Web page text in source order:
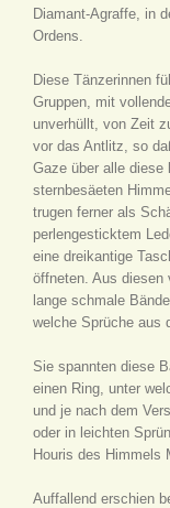
Diamant-Agraffe, in
Ordens.
Diese Tänzerinnen
Gruppen, mit
unverhüllt, von Zeit
vor das Antlitz, so
Gaze über alle diese
sternbesäeten
trugen ferner als
perlengesticktem
eine dreikantige
öffneten. Aus diesen
lange schmale
welche Sprüche aus
Sie spannten diese
einen Ring, unter
und je nach dem
oder in leichten
Houris des Himmels
Auffallend erschien